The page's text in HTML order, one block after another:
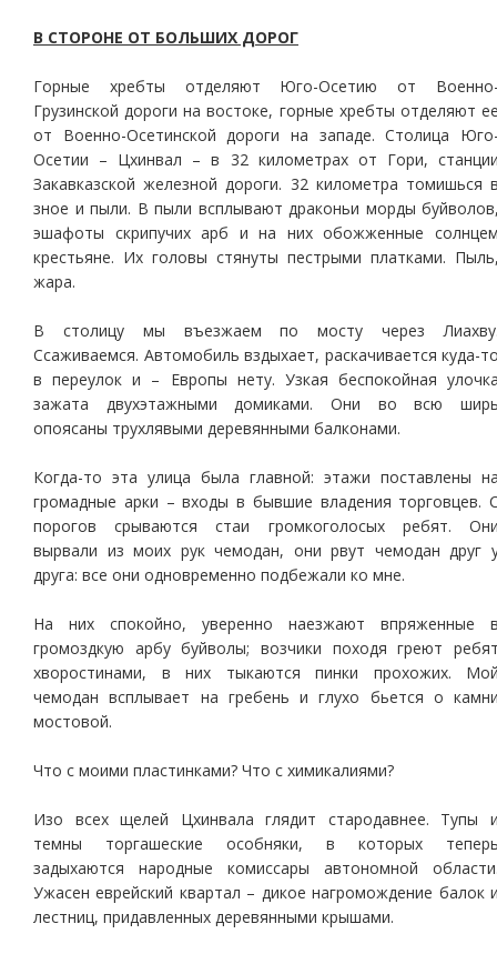
В СТОРОНЕ ОТ БОЛЬШИХ ДОРОГ
Горные хребты отделяют Юго-Осетию от
Грузинской дороги на востоке, горные хребты отделяют
от Военно-Осетинской дороги на западе. Столица
Осетии – Цхинвал – в 32 километрах от Гори,
Закавказской железной дороги. 32 километра томишься
зное и пыли. В пыли всплывают драконьи морды
эшафоты скрипучих арб и на них обожженные
крестьяне. Их головы стянуты пестрыми платками.
жара.
В столицу мы въезжаем по мосту через
Ссаживаемся. Автомобиль вздыхает, раскачивается куда-
в переулок и – Европы нету. Узкая беспокойная
зажата двухэтажными домиками. Они во всю
опоясаны трухлявыми деревянными балконами.
Когда-то эта улица была главной: этажи поставлены
громадные арки – входы в бывшие владения торговцев.
порогов срываются стаи громкоголосых ребят.
вырвали из моих рук чемодан, они рвут чемодан друг
друга: все они одновременно подбежали ко мне.
На них спокойно, уверенно наезжают впряженные
громоздкую арбу буйволы; возчики походя греют
хворостинами, в них тыкаются пинки прохожих.
чемодан всплывает на гребень и глухо бьется о
мостовой.
Что с моими пластинками? Что с химикалиями?
Изо всех щелей Цхинвала глядит стародавнее. Тупы
темны торгашеские особняки, в которых
задыхаются народные комиссары автономной
Ужасен еврейский квартал – дикое нагромождение балок
лестниц, придавленных деревянными крышами.